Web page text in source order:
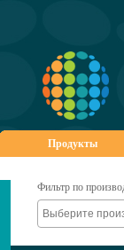
Продукты
Фильтр по